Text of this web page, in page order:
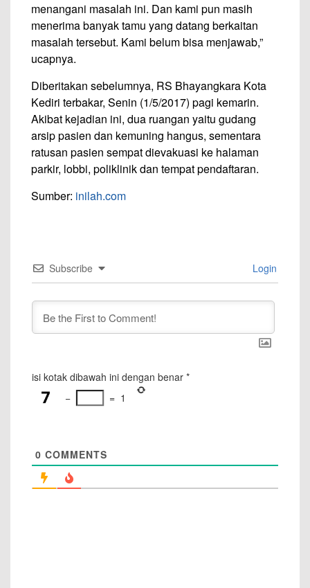
menangani masalah ini. Dan kami pun masih
menerima banyak tamu yang datang berkaitan
masalah tersebut. Kami belum bisa menjawab,”
ucapnya.
Diberitakan sebelumnya, RS Bhayangkara Kota
Kediri terbakar, Senin (1/5/2017) pagi kemarin.
Akibat kejadian ini, dua ruangan yaitu gudang
arsip pasien dan kemuning hangus, sementara
ratusan pasien sempat dievakuasi ke halaman
parkir, lobbi, poliklinik dan tempat pendaftaran.
Sumber: inilah.com
Subscribe Login
isi kotak dibawah ini dengan benar *
−
= 1
0 COMMENTS